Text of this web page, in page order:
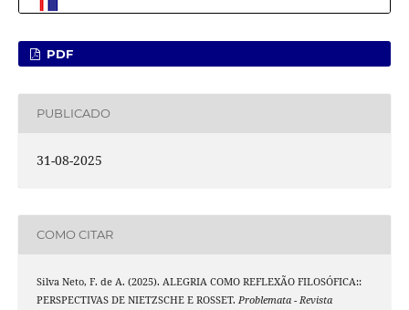
PDF
PUBLICADO
31-08-2025
COMO CITAR
Silva Neto, F. de A. (2025). ALEGRIA COMO REFLEXÃO FILOSÓFICA::
PERSPECTIVAS DE NIETZSCHE E ROSSET. Problemata - Revista